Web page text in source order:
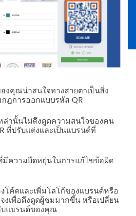
งคุณน่าสนใจทางสายตาเป็นสิ่ง
ฎการออกแบบรหัส QR
ล่านั้นไม่ดึงดูดความสนใจของคน
ที่ปรับแต่งและเป็นแบรนด์ที่
ความยืดหยุ่นในการแก้ไขข้อผิด
โค้ดและเพิ่มโลโก้ของแบรนด์หรือ
งเพื่อดึงดูดผู้ชมมากขึ้น หรือเปลี่ยน
บแบรนด์ของคุณ